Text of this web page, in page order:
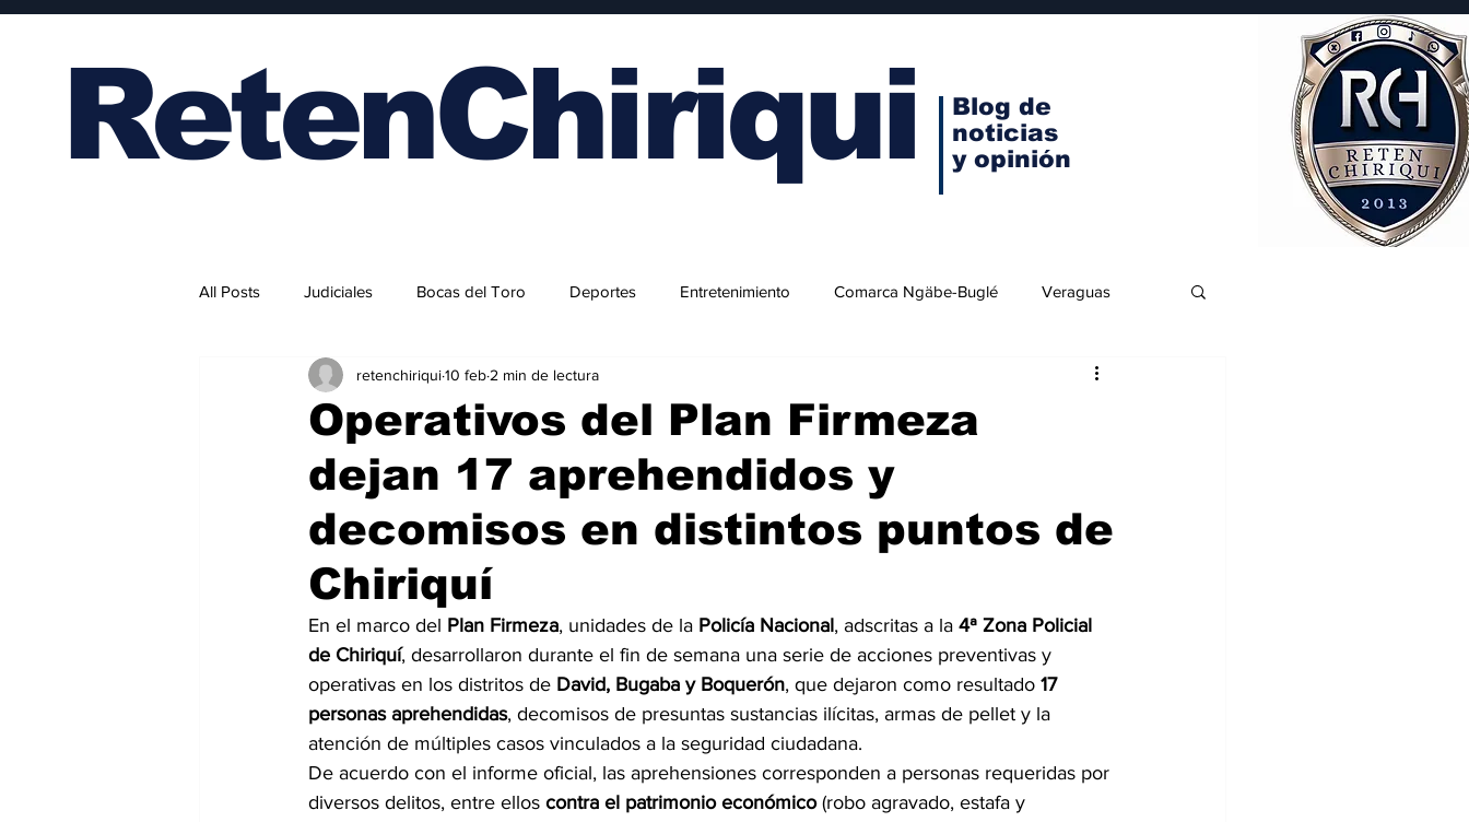
RetenChiriqui
Blog de
noticias
y opinión
All Posts Judiciales Bocas del Toro Deportes Entretenimiento Comarca Ngäbe-Buglé Veraguas
Internacionales
Operativos del Plan Firmeza
dejan 17 aprehendidos y
decomisos en distintos puntos de
Chiriquí
retenchiriqui10 feb 2 min de lectura
En el marco del Plan Firmeza, unidades de la Policía Nacional, adscritas a la 4ª Zona Policial
de Chiriquí, desarrollaron durante el fin de semana una serie de acciones preventivas y
operativas en los distritos de David, Bugaba y Boquerón, que dejaron como resultado 17
personas aprehendidas, decomisos de presuntas sustancias ilícitas, armas de pellet y la
atención de múltiples casos vinculados a la seguridad ciudadana.
De acuerdo con el informe oficial, las aprehensiones corresponden a personas requeridas por
diversos delitos, entre ellos contra el patrimonio económico (robo agravado, estafa y